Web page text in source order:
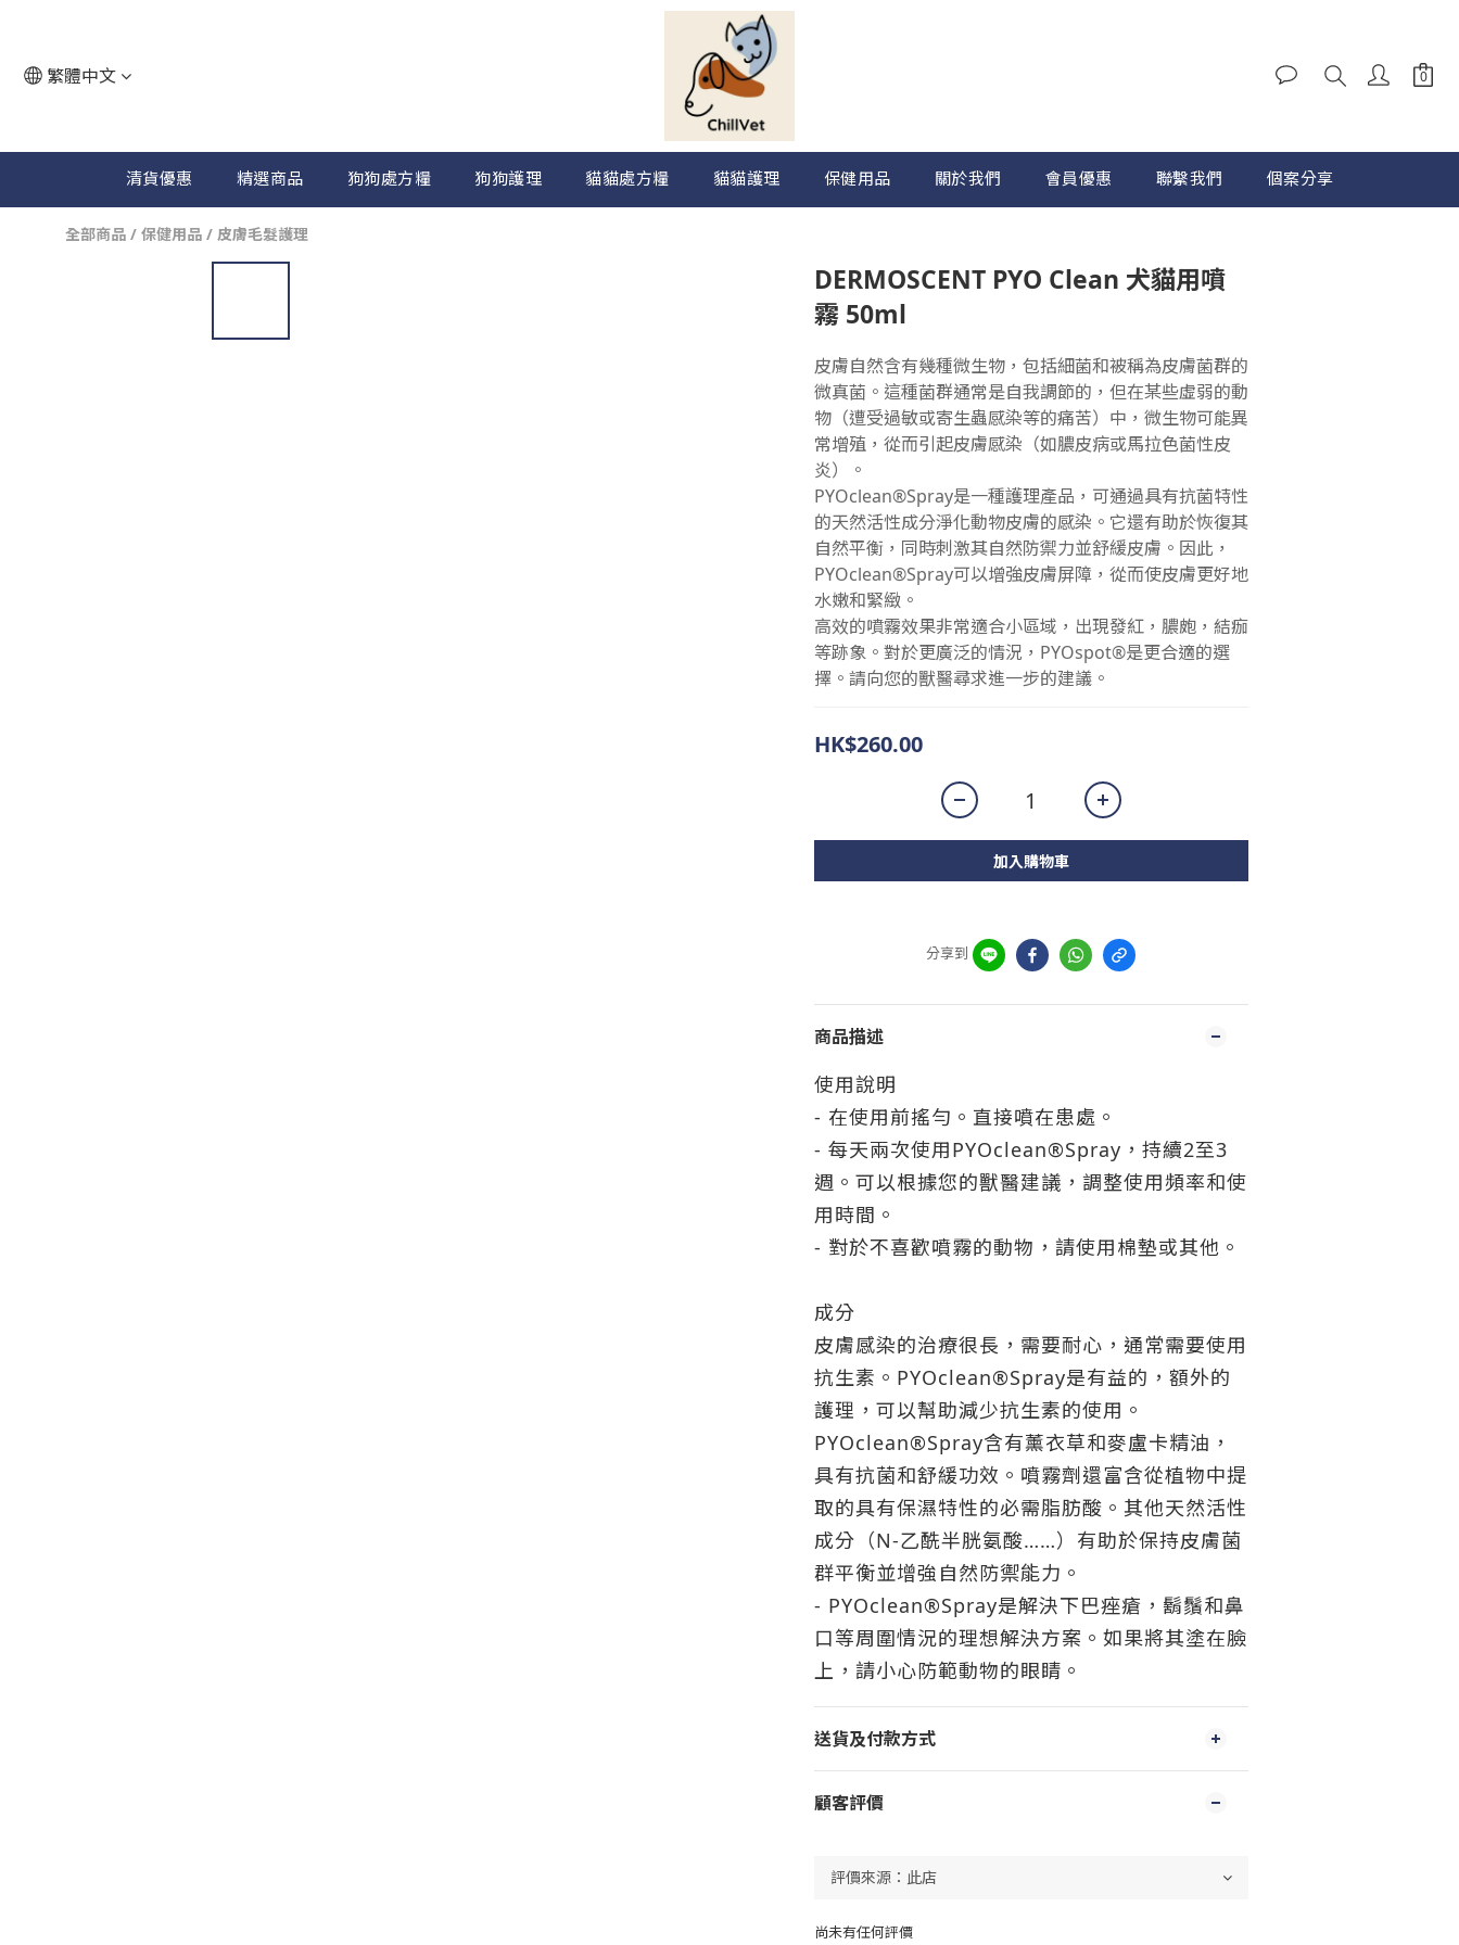
繁體中文
清貨優惠 精選商品 狗狗處方糧 狗狗護理 貓貓處方糧 貓貓護理 保健用品 關於我們 會員優惠 聯繫我們 個案分享
全部商品 / 保健用品 / 皮膚毛髮護理
DERMOSCENT PYO Clean 犬貓用噴
霧 50ml
皮膚自然含有幾種微生物，包括細菌和被稱為皮膚菌群的
微真菌。這種菌群通常是自我調節的，但在某些虛弱的動
物（遭受過敏或寄生蟲感染等的痛苦）中，微生物可能異
常增殖，從而引起皮膚感染（如膿皮病或馬拉色菌性皮
炎）。
PYOclean®Spray是一種護理產品，可通過具有抗菌特性
的天然活性成分淨化動物皮膚的感染。它還有助於恢復其
自然平衡，同時刺激其自然防禦力並舒緩皮膚。因此，
PYOclean®Spray可以增強皮膚屏障，從而使皮膚更好地
水嫩和緊緻。
高效的噴霧效果非常適合小區域，出現發紅，膿皰，結痂
等跡象。對於更廣泛的情況，PYOspot®是更合適的選
擇。請向您的獸醫尋求進一步的建議。
HK$260.00
加入購物車
分享到
商品描述
使用說明
- 在使用前搖勻。直接噴在患處。
- 每天兩次使用PYOclean®Spray，持續2至3
週。可以根據您的獸醫建議，調整使用頻率和使
用時間。
- 對於不喜歡噴霧的動物，請使用棉墊或其他。
成分
皮膚感染的治療很長，需要耐心，通常需要使用
抗生素。PYOclean®Spray是有益的，額外的
護理，可以幫助減少抗生素的使用。
PYOclean®Spray含有薰衣草和麥盧卡精油，
具有抗菌和舒緩功效。噴霧劑還富含從植物中提
取的具有保濕特性的必需脂肪酸。其他天然活性
成分（N-乙酰半胱氨酸……）有助於保持皮膚菌
群平衡並增強自然防禦能力。
- PYOclean®Spray是解決下巴痤瘡，鬍鬚和鼻
口等周圍情況的理想解決方案。如果將其塗在臉
上，請小心防範動物的眼睛。
送貨及付款方式
顧客評價
尚未有任何評價